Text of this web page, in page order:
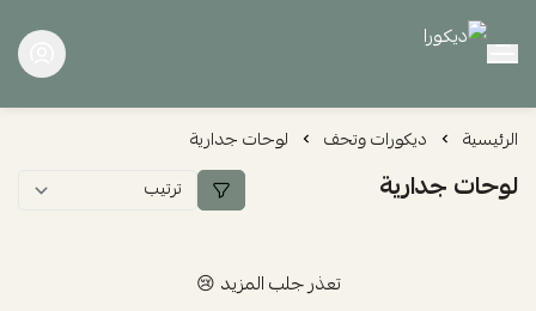
ديكورا
الرئيسية ديكورات وتحف لوحات جدارية
لوحات جدارية
تعذر جلب المزيد 😢